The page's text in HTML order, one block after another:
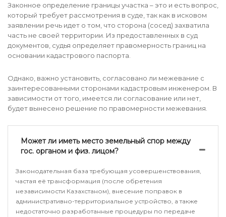
Законное определение границы участка – это и есть вопрос,
который требует рассмотрения в суде, так как в исковом
заявлении речь идет о том, что сторона (сосед) захватила
часть не своей территории. Из предоставленных в суд
документов, судья определяет правомерность границ на
основании кадастрового паспорта.
Однако, важно установить, согласовано ли межевание с
заинтересованными сторонами кадастровым инженером. В
зависимости от того, имеется ли согласование или нет,
будет вынесено решение по правомерности межевания.
Может ли иметь место земельный спор между
гос. органом и физ. лицом?
Законодательная база требующая усовершенствования,
частая её трансформация (после обретения
независимости Казахстаном), внесение поправок в
административно-территориальное устройство, а также
недостаточно разработанные процедуры по передаче